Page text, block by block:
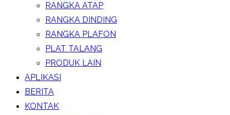
RANGKA ATAP
RANGKA DINDING
RANGKA PLAFON
PLAT TALANG
PRODUK LAIN
APLIKASI
BERITA
KONTAK